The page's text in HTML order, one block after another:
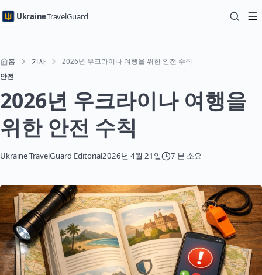
UkraineTravelGuard
홈 기사
2026년 우크라이나 여행을 위한 안전 수칙
안전
2026년 우크라이나 여행을
위한 안전 수칙
Ukraine TravelGuard Editorial2026년 4월 21일 7 분 소요